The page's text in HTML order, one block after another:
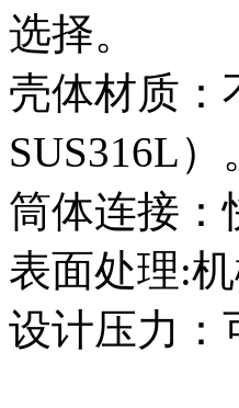
选择。
壳体材质：
SUS316L）
筒体连接：
表面处理:
设计压力：